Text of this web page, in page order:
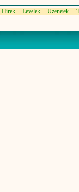
Hírek Levelek Üzenetek